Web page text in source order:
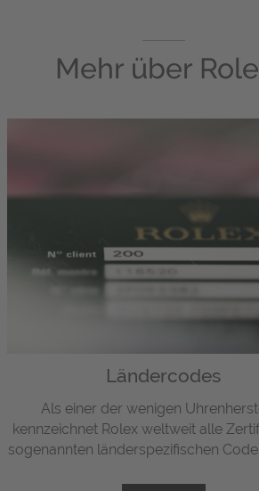
Mehr über
Ländercodes
Als einer der wenigen
kennzeichnet Rolex weltweit alle
sogenannten länderspezifischen